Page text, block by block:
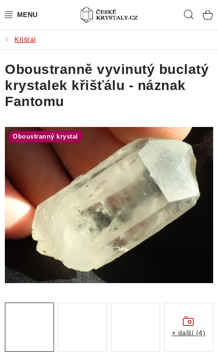
na
PŘÍRODNÍ KAMENY
BROUŠENÉ KAMENY
MISTROVSKÉ KRYSTALY
SLEVY
VIDEOGALERIE
KONTAKT
Obchodní podmínky
Podmínky ochrany osobních údajů
Poučení o právu na odstoupení od smlouvy
Puncovní značky
Výkup minerálů a drahých kamenů
Křišťál
Oboustranně vyvinutý buclatý
krystalek křišťálu - náznak
Fantomu
Oboustranný krystal
+ další (4)